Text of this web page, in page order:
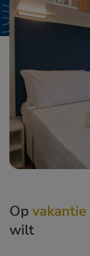
Op vakantie
wilt